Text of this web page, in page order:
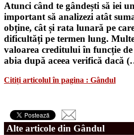
Atunci când te gândești să iei
important să analizezi atât
obține, cât și rata lunară pe
dificultăți pe termen lung.
valoarea creditului în funcție
abia după aceea verifică dacă
Citiți articolul în pagina : Gândul
Alte articole din Gândul